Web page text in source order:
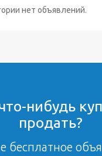
нет объявлений.
нибудь
продать?
бесплатное